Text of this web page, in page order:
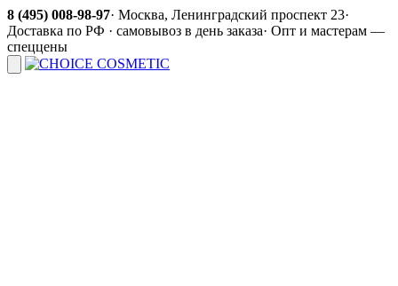
8 (495) 008-98-97· Москва, Ленинградский проспект 23·
Доставка по РФ · самовывоз в день заказа· Опт и мастерам —
спеццены